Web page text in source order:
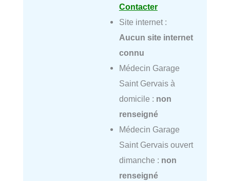
Contacter
Site internet :
Aucun site internet
connu
Médecin Garage
Saint Gervais à
domicile : non
renseigné
Médecin Garage
Saint Gervais ouvert
dimanche : non
renseigné